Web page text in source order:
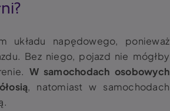
układu napędowego, ponieważ
Bez niego, pojazd nie mógłby
W samochodach osobowych
, natomiast w samochodach